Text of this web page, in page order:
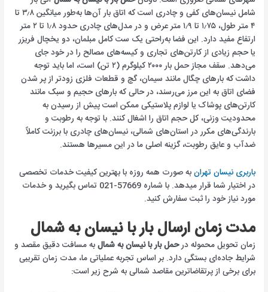
شامل نیسان‌های کفی و چادری است که اتاق بار آن‌ها به‌طور میانگین ۳٫۸ تا
۴ متر طول، ۱٫۷۵ تا ۱٫۹ متر عرض و در مدل‌های چادری حدود ۱٫۸ تا ۲ متر
ارتفاع مفید دارد. این فضا به‌راحتی یک ست کامل مبلمان، دو یخچال فریزر
یا حجم زیادی از کارتن‌های تجاری و کیسه‌های مصالح را در خود جای
می‌دهد. سقف مجاز حمل بار ۲۰۰۰ کیلوگرم (۲ تن) است، اما باید توجه
داشت که بارهای چگال مانند سیمان، گچ و قطعات فلزی زودتر از پر شدن
فضای اتاق به این مرز می‌رسند، در حالی که بارهای حجیم و سبک مانند
کارتن‌های پوشاک یا لوازم پلاستیکی ممکن است پیش از رسیدن به
محدودیت وزنی، کل حجم اتاق را اشغال کنند. با توجه به رطوبت و
بارندگی‌های مکرر در استان‌های شمالی، نیسان‌های چادری با برزنت کاملاً
ضدآب و عایق رطوبت، گزینه اصلی ما در این مسیرها هستند.
باربری نیسان تهرانبه صورت همه روزه با بهترین کیفیت خدمات تخصصی
در اختیار شما قرار میدهد. با شماره 57669-021 تماس بگیرید و خدمات
مورد نیاز خود را ثبت سفارش کنید.
مدت زمان ارسال بار با نیسان به شمال
زمان تحویل محموله درحمل بار با نیسان به شمالبه مسافت دقیق مقصد و
شرایط جاده‌ای بستگی دارد. بر اساس تجربه عملیاتی ما، مدت زمان تقریبی
برای برخی از پرتقاضاترین مقاصد شمالی به شرح زیر است: